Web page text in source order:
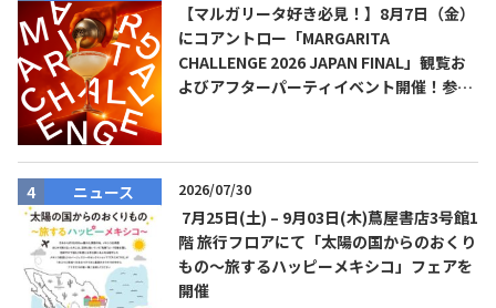
【マルガリータ好き必見！】8月7日（金）
にコアントロー「MARGARITA
CHALLENGE 2026 JAPAN FINAL」観覧お
よびアフターパーティイベント開催！参加
ニュース 2026/07/30
7月25日(土) – 9月03日(木)蔦屋書店3号館1
階 旅行フロアにて「太陽の国からのおくり
もの～旅するハッピーメキシコ」フェアを
開催